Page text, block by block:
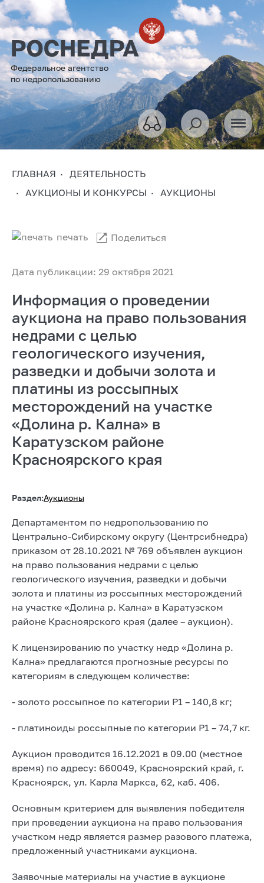
Федеральное агентство
по недропользованию
ГЛАВНАЯ
ДЕЯТЕЛЬНОСТЬ
АУКЦИОНЫ И КОНКУРСЫ
АУКЦИОНЫ
Дата публикации: 29 октября 2021
печать Поделиться
Информация о проведении
аукциона на право пользования
недрами с целью
геологического изучения,
разведки и добычи золота и
платины из россыпных
месторождений на участке
«Долина р. Кална» в
Каратузском районе
Красноярского края
Раздел:Аукционы
Департаментом по недропользованию по
Центрально-Сибирскому округу (Центрсибнедра)
приказом от 28.10.2021 № 769 объявлен аукцион
на право пользования недрами с целью
геологического изучения, разведки и добычи
золота и платины из россыпных месторождений
на участке «Долина р. Кална» в Каратузском
районе Красноярского края (далее – аукцион).
К лицензированию по участку недр «Долина р.
Кална» предлагаются прогнозные ресурсы по
категориям в следующем количестве:
- золото россыпное по категории Р1 – 140,8 кг;
- платиноиды россыпные по категории Р1 – 74,7 кг.
Аукцион проводится 16.12.2021 в 09.00 (местное
время) по адресу: 660049, Красноярский край, г.
Красноярск, ул. Карла Маркса, 62, каб. 406.
Основным критерием для выявления победителя
при проведении аукциона на право пользования
участком недр является размер разового платежа,
предложенный участниками аукциона.
Заявочные материалы на участие в аукционе